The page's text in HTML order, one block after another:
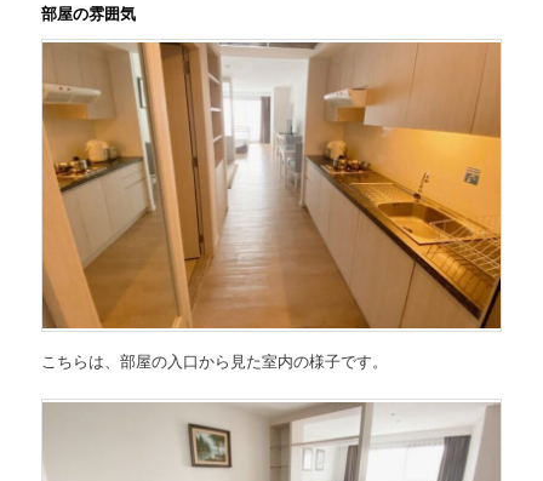
部屋の雰囲気
こちらは、部屋の入口から見た室内の様子です。